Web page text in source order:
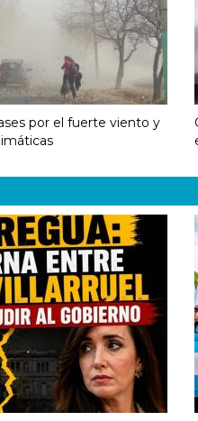
por el fuerte viento y